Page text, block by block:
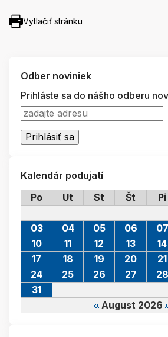
Vytlačiť stránku
Odber noviniek
Prihláste sa do nášho odberu
Kalendár podujatí
Po
Ut St Št Pi
August 2026
03
04 05 06 07
10
11 12 13 14
17
18 19 20 21
24
25 26 27 28
31